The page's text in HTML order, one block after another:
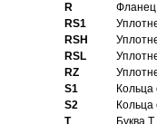
R
Фланец
RS1
RSH
RSL
RZ
S1
Кольца
S2
Кольца
T
Буква